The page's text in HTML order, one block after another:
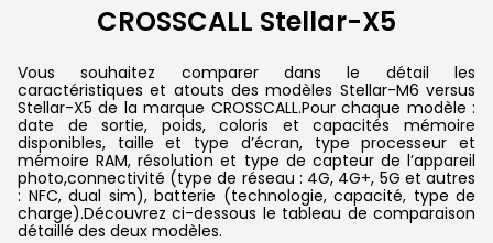
CROSSCALL Stellar-X5
Vous souhaitez comparer dans le détail les
caractéristiques et atouts des modèles Stellar-M6 versus
Stellar-X5 de la marque CROSSCALL.Pour chaque modèle :
date de sortie, poids, coloris et capacités mémoire
disponibles, taille et type d’écran, type processeur et
mémoire RAM, résolution et type de capteur de l’appareil
photo,connectivité (type de réseau : 4G, 4G+, 5G et autres
: NFC, dual sim), batterie (technologie, capacité, type de
charge).Découvrez ci-dessous le tableau de comparaison
détaillé des deux modèles.